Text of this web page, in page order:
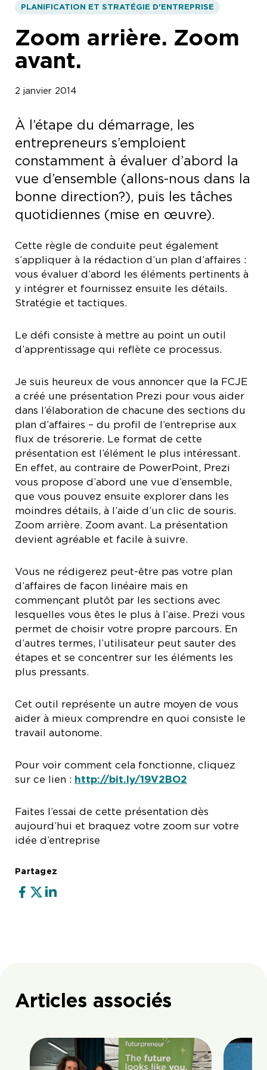
PLANIFICATION ET STRATÉGIE D'ENTREPRISE
Zoom arrière. Zoom
avant.
2 janvier 2014
À l’étape du démarrage, les
entrepreneurs s’emploient
constamment à évaluer d’abord la
vue d’ensemble (allons-nous dans la
bonne direction?), puis les tâches
quotidiennes (mise en œuvre).
Cette règle de conduite peut également
s’appliquer à la rédaction d’un plan d’affaires :
vous évaluer d’abord les éléments pertinents à
y intégrer et fournissez ensuite les détails.
Stratégie et tactiques.
Le défi consiste à mettre au point un outil
d’apprentissage qui reflète ce processus.
Je suis heureux de vous annoncer que la FCJE
a créé une présentation Prezi pour vous aider
dans l’élaboration de chacune des sections du
plan d’affaires – du profil de l’entreprise aux
flux de trésorerie. Le format de cette
présentation est l’élément le plus intéressant.
En effet, au contraire de PowerPoint, Prezi
vous propose d’abord une vue d’ensemble,
que vous pouvez ensuite explorer dans les
moindres détails, à l’aide d’un clic de souris.
Zoom arrière. Zoom avant. La présentation
devient agréable et facile à suivre.
Vous ne rédigerez peut-être pas votre plan
d’affaires de façon linéaire mais en
commençant plutôt par les sections avec
lesquelles vous êtes le plus à l’aise. Prezi vous
permet de choisir votre propre parcours. En
d’autres termes, l’utilisateur peut sauter des
étapes et se concentrer sur les éléments les
plus pressants.
Cet outil représente un autre moyen de vous
aider à mieux comprendre en quoi consiste le
travail autonome.
Pour voir comment cela fonctionne, cliquez
sur ce lien : http://bit.ly/19V2BO2
Faites l’essai de cette présentation dès
aujourd’hui et braquez votre zoom sur votre
idée d’entreprise
Partagez
Articles associés